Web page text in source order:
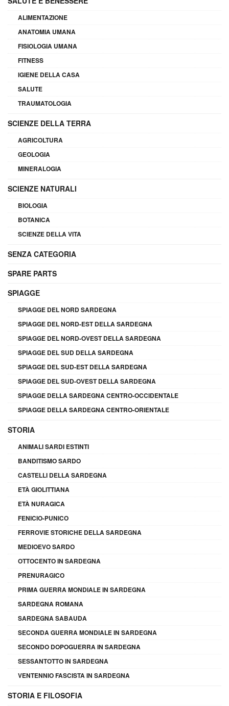
ALIMENTAZIONE
ANATOMIA UMANA
FISIOLOGIA UMANA
FITNESS
IGIENE DELLA CASA
SALUTE
TRAUMATOLOGIA
SCIENZE DELLA TERRA
AGRICOLTURA
GEOLOGIA
MINERALOGIA
SCIENZE NATURALI
BIOLOGIA
BOTANICA
SCIENZE DELLA VITA
SENZA CATEGORIA
SPARE PARTS
SPIAGGE
SPIAGGE DEL NORD SARDEGNA
SPIAGGE DEL NORD-EST DELLA SARDEGNA
SPIAGGE DEL NORD-OVEST DELLA SARDEGNA
SPIAGGE DEL SUD DELLA SARDEGNA
SPIAGGE DEL SUD-EST DELLA SARDEGNA
SPIAGGE DEL SUD-OVEST DELLA SARDEGNA
SPIAGGE DELLA SARDEGNA CENTRO-OCCIDENTALE
SPIAGGE DELLA SARDEGNA CENTRO-ORIENTALE
STORIA
ANIMALI SARDI ESTINTI
BANDITISMO SARDO
CASTELLI DELLA SARDEGNA
ETÀ GIOLITTIANA
ETÀ NURAGICA
FENICIO-PUNICO
FERROVIE STORICHE DELLA SARDEGNA
MEDIOEVO SARDO
OTTOCENTO IN SARDEGNA
PRENURAGICO
PRIMA GUERRA MONDIALE IN SARDEGNA
SARDEGNA ROMANA
SARDEGNA SABAUDA
SECONDA GUERRA MONDIALE IN SARDEGNA
SECONDO DOPOGUERRA IN SARDEGNA
SESSANTOTTO IN SARDEGNA
VENTENNIO FASCISTA IN SARDEGNA
STORIA E FILOSOFIA